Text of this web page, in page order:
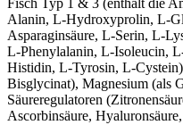
Alanin, L-Hydroxyprolin, L-
Asparaginsäure, L-Serin, L-
L-Phenylalanin, L-Isoleucin,
Histidin, L-Tyrosin, L-
Bisglycinat), Magnesium (als
Säureregulatoren
Ascorbinsäure,